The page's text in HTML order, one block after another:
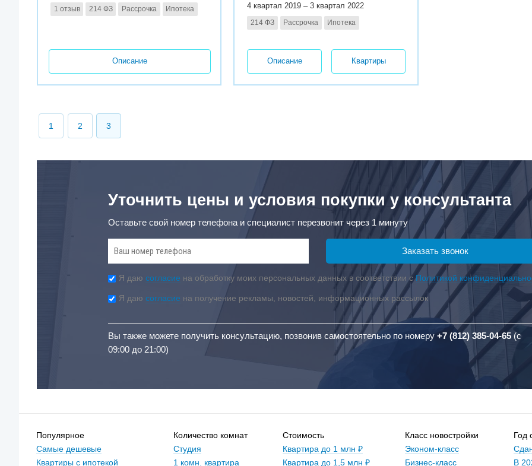
1 отзыв
214 ФЗ Рассрочка Ипотека
Описание
4 квартал 2019 – 3 квартал 2022
214 ФЗ
Рассрочка Ипотека
Описание Квартиры
1 2 3
Уточнить цены и условия покупки у консультанта
Оставьте свой номер телефона и специалист перезвонит через 1 минуту
Я даю согласие на обработку моих персональных данных в соответствии сПолитикой
Я даю согласие на получение рекламы, новостей, информационных рассылок
Вы также можете получить консультацию, позвонив самостоятельно по номеру +7 (812) 385-04-65 (с
09:00 до 21:00)
Популярное
Самые дешевые
Квартиры с ипотекой
Количество комнат
Студия
1 комн. квартира
Стоимость
Квартира до 1 млн ₽
Квартира до 1,5 млн ₽
Класс новостройки
Эконом-класс
Бизнес-класс
Год
В